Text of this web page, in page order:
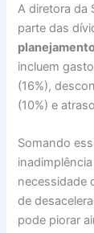
A diretora da
parte das
incluem
(16%),
(10%) e
Somando
necessidade
de
pode piorar